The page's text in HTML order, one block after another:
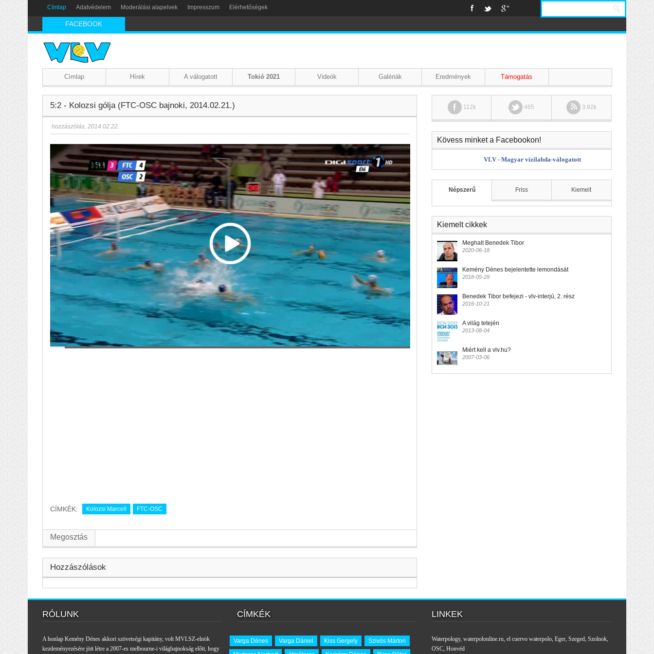
Címlap Adatvédelem Moderálási alapelvek Impresszum Elérhetőségek
FACEBOOK
Címlap Hírek A válogatott Tokió 2021 Videók Galériák Eredmények Támogatás
5:2 - Kolozsi gólja (FTC-OSC bajnoki, 2014.02.21.)
hozzászólás, 2014.02.22.
CÍMKÉK: Kolozsi Marcell FTC-OSC
Megosztás
Hozzászólások
112k 465 3.92k
Kövess minket a Facebookon!
VLV - Magyar vízilabda-válogatott
Népszerű Friss Kiemelt
Kiemelt cikkek
Meghalt Benedek Tibor
2020-06-18
Kemény Dénes bejelentette lemondását
2018-05-29
Benedek Tibor befejezi - vlv-interjú, 2. rész
2016-10-21
A világ tetején
2013-08-04
Miért kell a vlv.hu?
2007-03-06
RÓLUNK
A honlap Kemény Dénes akkori szövetségi kapitány, volt MVLSZ-elnök
kezdeményezésére jött létre a 2007-es melbourne-i világbajnokság előtt, hogy
CÍMKÉK
Varga Dénes Varga Dániel Kiss Gergely
Szivós Márton
LINKEK
Waterpology, waterpolonline.ru, el cuervo waterpolo, Eger, Szeged, Szolnok,
OSC, Honvéd